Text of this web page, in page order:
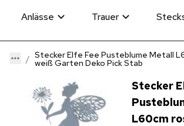
Anlässe
Trauer
Stecker Elfe Fee Pusteblume Metall
weiß Garten Deko Pick Stab
Stecker
L60cm